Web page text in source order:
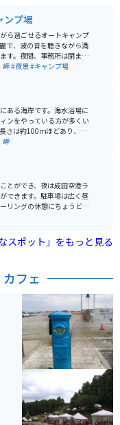
ンプ場
ら過ごせるオートキャンプ
で、波の音を聴きながら満
す。夜間、事務所は閉まっ
て行ける距離にあり重宝し
らを利用するのもオススメ
岬#夜景#キャンプ場
ある海岸です。海水浴場に
ンをやっている方が多くい
さは約100ｍほどあり、砂
。水平線まで見える太平洋
岬
とができ、夜は成田空港ラ
できます。駐車場は広く昼
リングの休憩にちょうど良
マニアが多く訪れ、航空無
スポット」をもっと見る
フェ